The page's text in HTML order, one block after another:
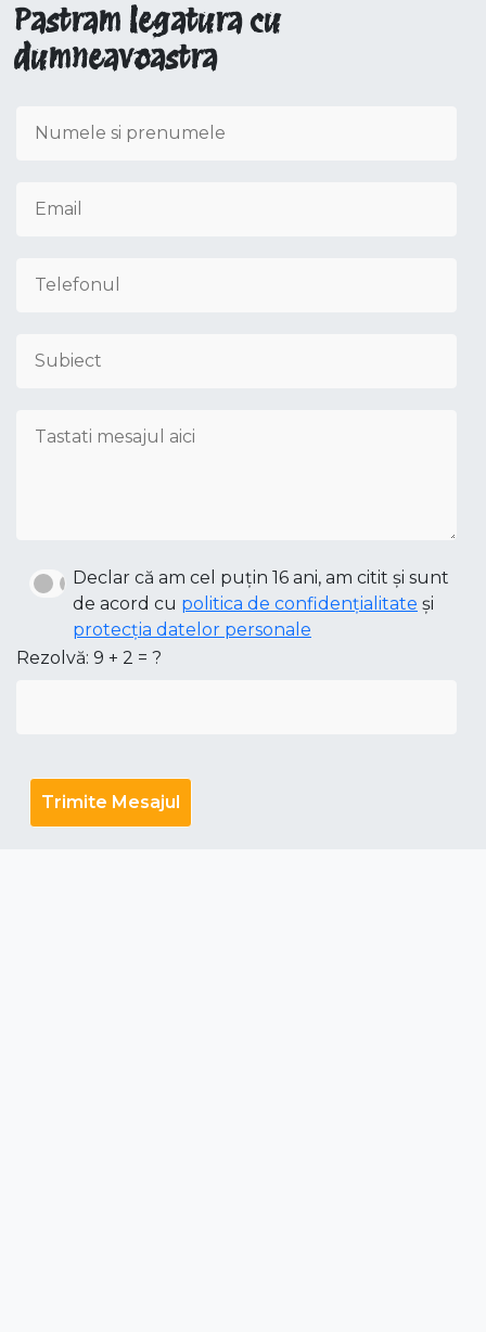
Pastram legatura cu
dumneavoastra
Declar că am cel puțin 16 ani, am citit și sunt
de acord cu politica de confidențialitate și
protecția datelor personale
Rezolvă: 9 + 2 = ?